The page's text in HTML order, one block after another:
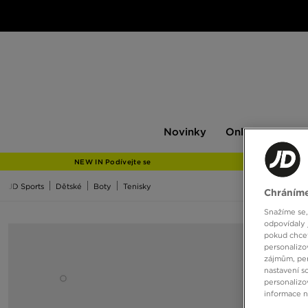
Novinky
JD
Only at JD
NEW IN Podívejte se
JD Sports Dětské Boty Tenisky
Snažíme
odpovídaly
pokud
zájmům,
nastavení
informace